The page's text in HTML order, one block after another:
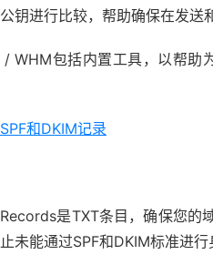
钥进行比较，帮助确保在发送
/ WHM包括内置工具，以帮助
和DKIM记录
是TXT条目，确保您的
未能通过SPF和DKIM标准进行